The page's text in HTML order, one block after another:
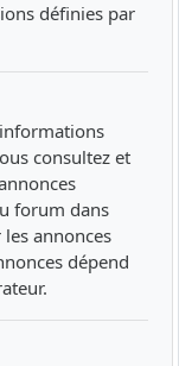
définies par
consultez et
forum dans
annonces
dépend